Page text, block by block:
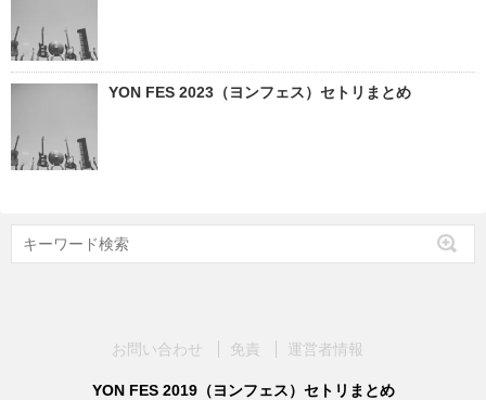
YON FES 2023（ヨンフェス）セトリまとめ
お問い合わせ 免責 運営者情報
YON FES 2019（ヨンフェス）セトリまとめ